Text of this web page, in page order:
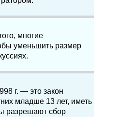
многие
уменьшить размер
г. — это закон
младше 13 лет, иметь
разрешают сбор